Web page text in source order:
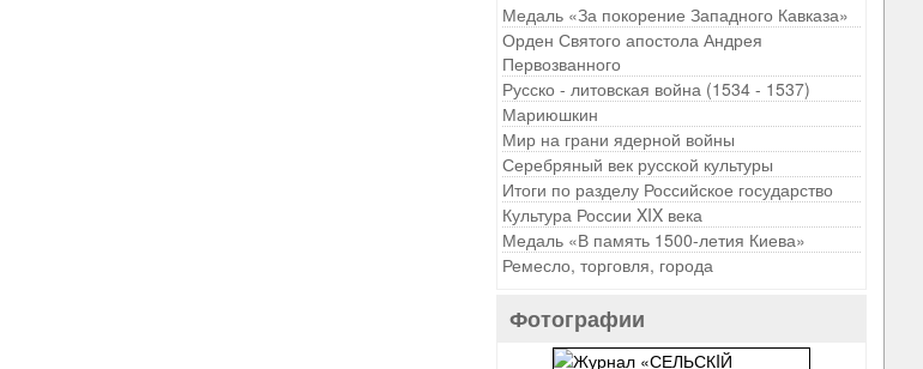
Медаль «За покорение Западного Кавказа»
Орден Святого апостола Андрея
Первозванного
Русско - литовская война (1534 - 1537)
Мариюшкин
Мир на грани ядерной войны
Серебряный век русской культуры
Итоги по разделу Российское государство
Культура России XIX века
Медаль «В память 1500-летия Киева»
Ремесло, торговля, города
Фотографии